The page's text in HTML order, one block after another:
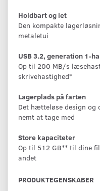
Holdbart og let
Den kompakte
metaletui
USB 3.2, generation 1-
Op til 200 MB/s
skrivehastighed*
Lagerplads på farten
Det hætteløse design og
nemt at tage med
Store kapaciteter
Op til 512 GB** til dine
andet
PRODUKTEGENSKABER